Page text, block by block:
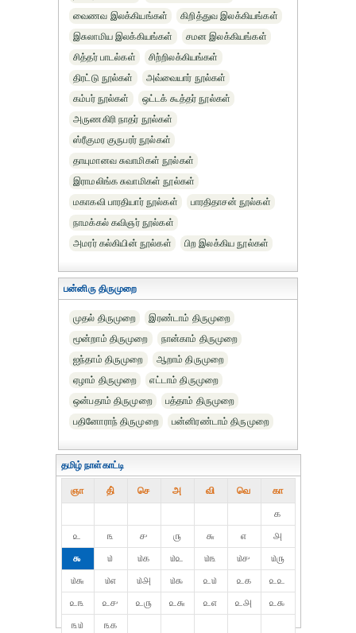
வைணவ இலக்கியங்கள்
கிறித்துவ இலக்கியங்கள்
இசுலாமிய இலக்கியங்கள்
சமன இலக்கியங்கள்
சித்தர் பாடல்கள்
சிற்றிலக்கியங்கள்
திரட்டு நூல்கள்
அவ்வையார் நூல்கள்
கம்பர் நூல்கள்
ஒட்டக் கூத்தர் நூல்கள்
அருணகிரி நாதர் நூல்கள்
ஸ்ரீகுமர குருபரர் நூல்கள்
தாயுமானவ சுவாமிகள் நூல்கள்
இராமலிங்க சுவாமிகள் நூல்கள்
மகாகவி பாரதியார் நூல்கள்
பாரதிதாசன் நூல்கள்
நாமக்கல் கவிஞர் நூல்கள்
அமரர் கல்கியின் நூல்கள்
பிற இலக்கிய நூல்கள்
பன்னிரு திருமுறை
முதல் திருமுறை
இரண்டாம் திருமுறை
மூன்றாம் திருமுறை
நான்காம் திருமுறை
ஐந்தாம் திருமுறை
ஆறாம் திருமுறை
ஏழாம் திருமுறை
எட்டாம் திருமுறை
ஒன்பதாம் திருமுறை
பத்தாம் திருமுறை
பதினோராந் திருமுறை
பன்னிரண்டாம் திருமுறை
தமிழ் நாள்காட்டி
ஞா தி் செ அ வி வெ கா
௧
௨
௩ ௪ ௫ ௬ ௭
௮
௯
௰ ௰௧ ௰௨ ௰௩ ௰௪
௰௫
௰௬
௰௭ ௰௮ ௰௯ ௨௰ ௨௧
௨௨
௨௩
௨௪ ௨௫ ௨௬ ௨௭ ௨௮
௨௯
௩௰
௩௧